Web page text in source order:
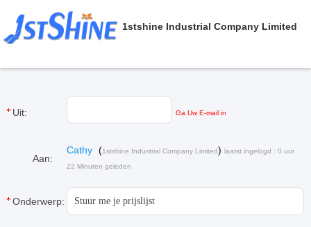
1stshine Industrial Company Limited
Uit: Ga Uw E-mail in
Aan:
Cathy (1stshine Industrial Company Limited) laatst ingelogd : 0 uur
22 Minuten geleden
Onderwerp: